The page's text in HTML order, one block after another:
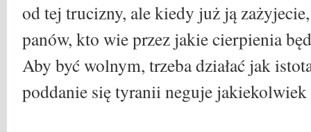
od tej trucizny, ale kiedy już ją
panów, kto wie przez jakie cierpienia
Aby być wolnym, trzeba działać jak
poddanie się tyranii neguje